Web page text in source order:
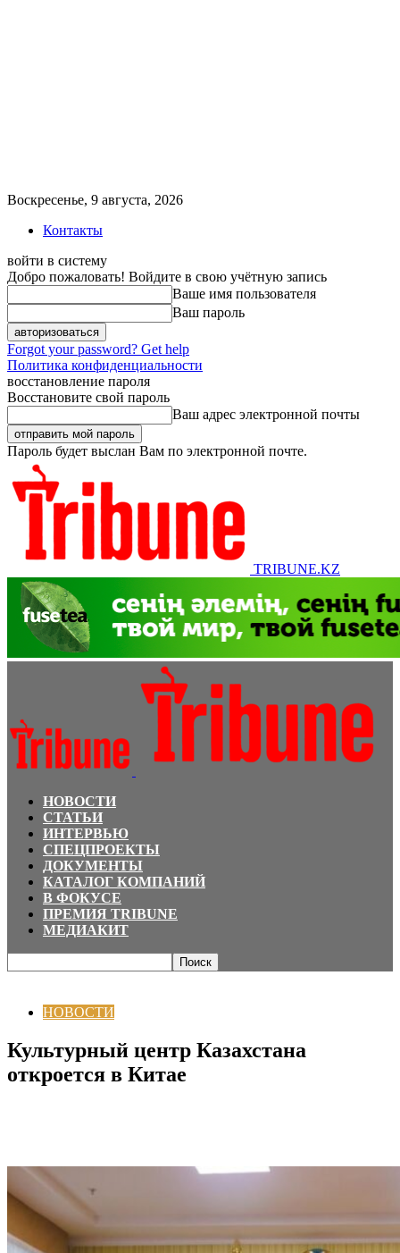
Воскресенье, 9 августа, 2026
Контакты
войти в систему
Добро пожаловать! Войдите в свою учётную запись
Ваше имя пользователя
Ваш пароль
Forgot your password? Get help
Политика конфиденциальности
восстановление пароля
Восстановите свой пароль
Ваш адрес электронной почты
Пароль будет выслан Вам по электронной почте.
TRIBUNE.KZ
НОВОСТИ
СТАТЬИ
ИНТЕРВЬЮ
СПЕЦПРОЕКТЫ
ДОКУМЕНТЫ
КАТАЛОГ КОМПАНИЙ
В ФОКУСЕ
ПРЕМИЯ TRIBUNE
МЕДИАКИТ
НОВОСТИ
Культурный центр Казахстана
откроется в Китае